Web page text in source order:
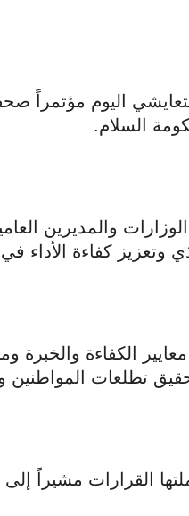
اليوم مؤتمراً
السلام.
والمديرين
وتعزيز كفاءة الأداء
الكفاءة والخبرة
تطلعات المواطنين
القرارات مشيراً